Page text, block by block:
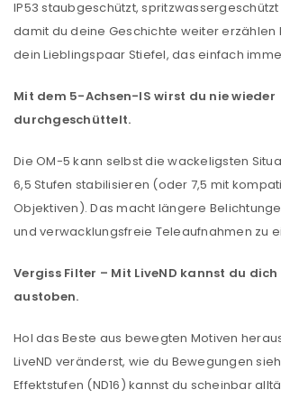
IP53 staubgeschützt,
damit du deine Geschichte weiter erzählen
dein Lieblingspaar Stiefel, das einfach
Mit dem 5-Achsen-IS wirst du nie wieder
durchgeschüttelt.
Die OM-5 kann selbst die wackeligsten
6,5 Stufen stabilisieren (oder 7,5 mit
Objektiven). Das macht längere
und verwacklungsfreie Teleaufnahmen zu
Vergiss Filter – Mit LiveND kannst du
austoben.
Hol das Beste aus bewegten Motiven
LiveND veränderst, wie du Bewegungen
Effektstufen (ND16) kannst du scheinbar